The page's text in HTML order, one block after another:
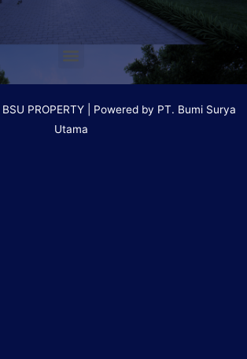
PROPERTY | Powered by PT. Bumi Surya
Utama